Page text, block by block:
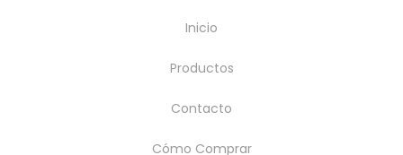
Inicio
Productos
Contacto
Cómo Comprar